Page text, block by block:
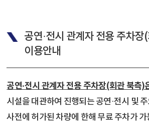
공연·전시 관계자 전용 주차장
이용안내
공연·전시 관계자 전용 주차장(회관 북측)
시설을 대관하여 진행되는 공연·전시 및
사전에 허가된 차량에 한해 무료 주차가